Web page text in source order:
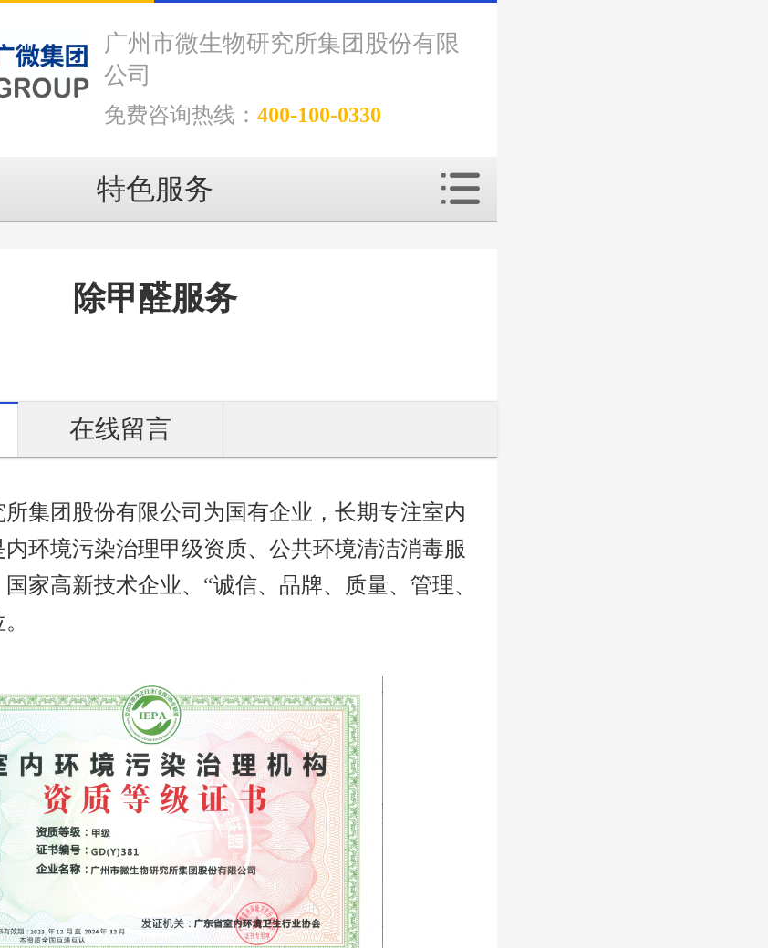
广州市微生物研究所集团股份有限
公司
免费咨询热线： 400-100-0330
特色服务
除甲醛服务
在线留言
集团股份有限公司为国有企业，长期专注室内
环境污染治理甲级资质、公共环境清洁消毒服
家高新技术企业、“诚信、品牌、质量、管理、